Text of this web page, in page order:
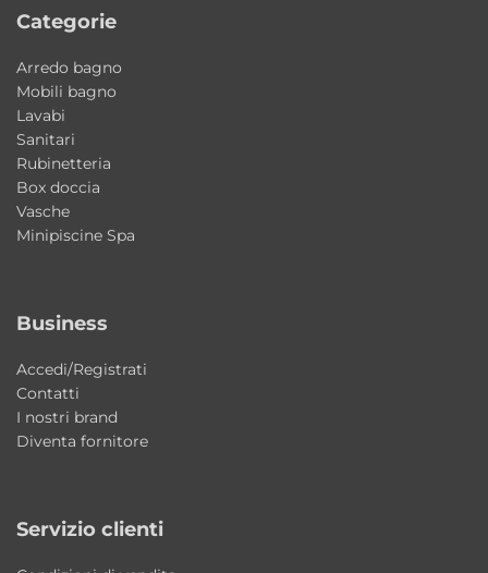
perfetto per bagni di medie dimensioni.
Può essere installato su mobile?
Sì, è compatibile sia con installazione su
piano che sospesa.
È facile da pulire?
Sì, la ceramica liscia garantisce igiene e
I fissaggi sono inclusi?
È resistente all’uso quotidiano?
Sì, è realizzato in ceramica robusta e
Categorie
Arredo bagno
Mobili bagno
Lavabi
Sanitari
Rubinetteria
Box doccia
Vasche
Minipiscine Spa
Business
Accedi/Registrati
Contatti
I nostri brand
Diventa fornitore
Servizio clienti